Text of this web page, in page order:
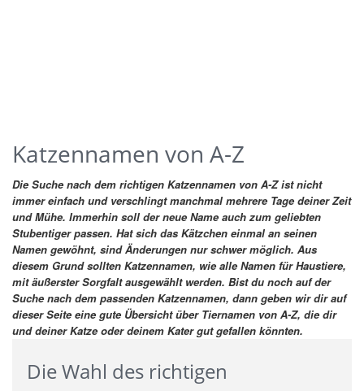
Katzennamen von A-Z
Die Suche nach dem richtigen Katzennamen von A-Z ist nicht
immer einfach und verschlingt manchmal mehrere Tage deiner Zeit
und Mühe. Immerhin soll der neue Name auch zum geliebten
Stubentiger passen. Hat sich das Kätzchen einmal an seinen
Namen gewöhnt, sind Änderungen nur schwer möglich. Aus
diesem Grund sollten Katzennamen, wie alle Namen für Haustiere,
mit äußerster Sorgfalt ausgewählt werden. Bist du noch auf der
Suche nach dem passenden Katzennamen, dann geben wir dir auf
dieser Seite eine gute Übersicht über Tiernamen von A-Z, die dir
und deiner Katze oder deinem Kater gut gefallen könnten.
Die Wahl des richtigen